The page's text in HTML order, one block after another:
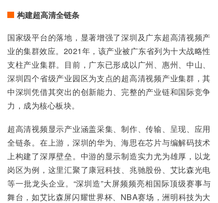
构建超高清全链条
国家级平台的落地，显著增强了深圳及广东超高清视频产
业的集群效应。2021年，该产业被广东省列为十大战略性
支柱产业集群。目前，广东已形成以广州、惠州、中山、
深圳四个省级产业园区为支点的超高清视频产业集群，其
中深圳凭借其突出的创新能力、完整的产业链和国际竞争
力，成为核心板块。
超高清视频显示产业涵盖采集、制作、传输、呈现、应用
全链条。在上游，深圳的华为、海思在芯片与编解码技术
上构建了深厚壁垒。中游的显示制造实力尤为雄厚，以龙
岗区为例，这里汇聚了康冠科技、兆驰股份、艾比森光电
等一批龙头企业。“深圳造”大屏频频亮相国际顶级赛事与
舞台，如艾比森屏闪耀世界杯、NBA赛场，洲明科技为大